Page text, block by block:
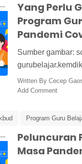
Covid-19
Yang Perlu
Program
Pandemi
Sumber gambar:
Written By Cecep
Add Comment
Program Guru
Peluncuran
Masa